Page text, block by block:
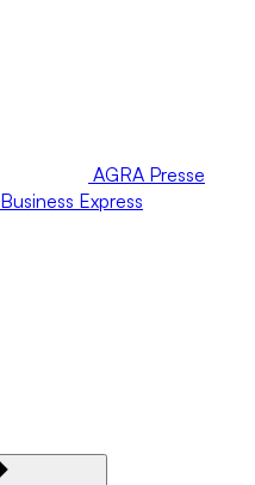
AGRA Presse
Business Express